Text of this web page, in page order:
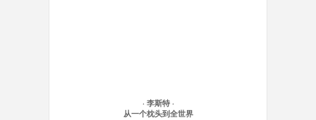
· 李斯特 ·
从一个枕头到全世界